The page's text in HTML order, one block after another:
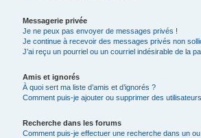
Messagerie privée
Je ne peux pas envoyer de messages privés !
Je continue à recevoir des messages privés non
J’ai reçu un pourriel ou un courriel indésirable de la
Amis et ignorés
À quoi sert ma liste d’amis et d’ignorés ?
Comment puis-je ajouter ou supprimer des
Recherche dans les forums
Comment puis-je effectuer une recherche dans un